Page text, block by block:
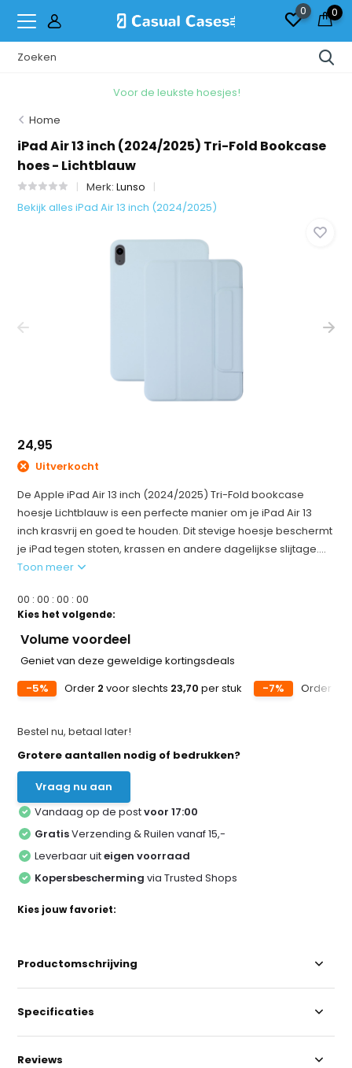
0 0
Voor de leukste hoesjes!
Home
iPad Air 13 inch (2024/2025) Tri-Fold Bookcase
hoes - Lichtblauw
Merk:Lunso
Bekijk alles iPad Air 13 inch (2024/2025)
24,95
Uitverkocht
De Apple iPad Air 13 inch (2024/2025) Tri-Fold bookcase
hoesje Lichtblauw is een perfecte manier om je iPad Air 13
inch krasvrij en goed te houden. Dit stevige hoesje beschermt
je iPad tegen stoten, krassen en andere dagelijkse slijtage....
Toon meer
00 :00 :00 :00
Kies het volgende:
Volume voordeel
Geniet van deze geweldige kortingsdeals
-5%
Order 2 voor slechts 23,70 per stuk -7% Order
Bestel nu, betaal later!
Grotere aantallen nodig of bedrukken?
Vraag nu aan
Vandaag op de postvoor 17:00
GratisVerzending & Ruilen vanaf 15,-
Leverbaar uiteigen voorraad
Kopersbescherming via Trusted Shops
Kies jouw favoriet:
Productomschrijving
Specificaties
Reviews